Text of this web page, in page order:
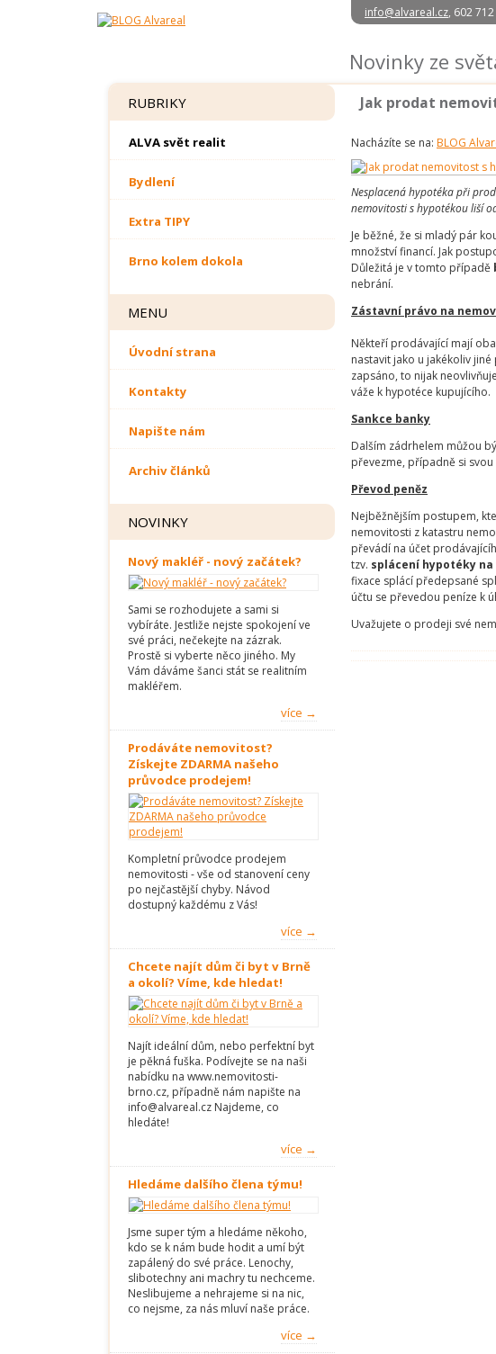
Novinky ze
info@alvareal.cz, 602
RUBRIKY
ALVA svět realit
Bydlení
Extra TIPY
Brno kolem dokola
MENU
Úvodní strana
Kontakty
Napište nám
Archiv článků
NOVINKY
Nový makléř - nový začátek?
Sami se rozhodujete a sami si
vybíráte. Jestliže nejste spokojení ve
své práci, nečekejte na zázrak.
Prostě si vyberte něco jiného. My
Vám dáváme šanci stát se realitním
makléřem.
více →
Prodáváte nemovitost?
Získejte ZDARMA našeho
průvodce prodejem!
Kompletní průvodce prodejem
nemovitosti - vše od stanovení ceny
po nejčastější chyby. Návod
dostupný každému z Vás!
více →
Chcete najít dům či byt v Brně
a okolí? Víme, kde hledat!
Najít ideální dům, nebo perfektní byt
je pěkná fuška. Podívejte se na naši
nabídku na www.nemovitosti-
brno.cz, případně nám napište na
info@alvareal.cz Najdeme, co
hledáte!
více →
Hledáme dalšího člena týmu!
Jsme super tým a hledáme někoho,
kdo se k nám bude hodit a umí být
zapálený do své práce. Lenochy,
slibotechny ani machry tu nechceme.
Neslibujeme a nehrajeme si na nic,
co nejsme, za nás mluví naše práce.
více →
Jak prodat
Nacházíte se na: BLOG
Nesplacená hypotéka při
nemovitosti s hypotékou liší
Je běžné, že si mladý pár
množství financí. Jak
Důležitá je v tomto případě
nebrání.
Zástavní právo na
Někteří prodávající mají
nastavit jako u jakékoliv
zapsáno, to nijak
váže k hypotéce kupujícího.
Sankce banky
Dalším zádrhelem můžou
převezme, případně si
Převod peněz
Nejběžnějším postupem,
nemovitosti z katastru
převádí na účet
tzv. splácení hypotéky na
fixace splácí předepsané
účtu se převedou peníze k
Uvažujete o prodeji své